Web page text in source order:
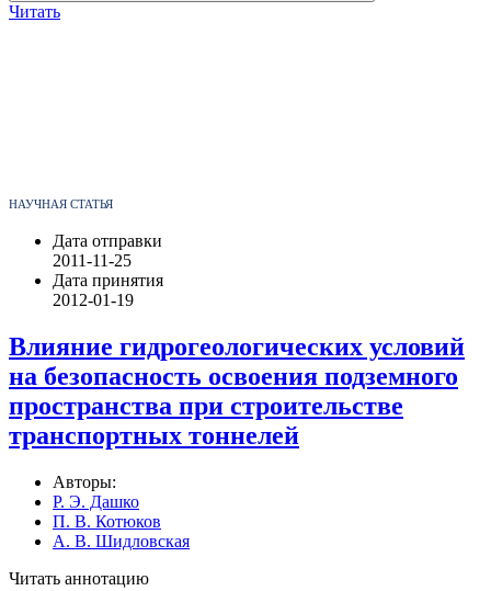
Читать
НАУЧНАЯ СТАТЬЯ
Дата отправки
2011-11-25
Дата принятия
2012-01-19
Влияние гидрогеологических условий
на безопасность освоения подземного
пространства при строительстве
транспортных тоннелей
Авторы:
Р. Э. Дашко
П. В. Котюков
А. В. Шидловская
Читать аннотацию